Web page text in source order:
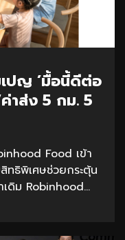
ปญ ’มื้อนี้ดีต่อ
าส่ง 5 กม. 5
Food เข้า
ทธิพิเศษช่วยกระตุ้น
ดิม Robinhood...